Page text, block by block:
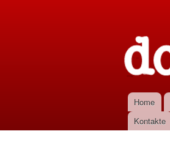
Hauptmenü
Home
Kontakte